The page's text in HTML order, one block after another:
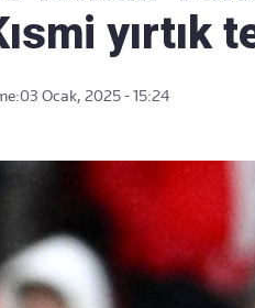
yırtık
03 Ocak, 2025 - 15:24